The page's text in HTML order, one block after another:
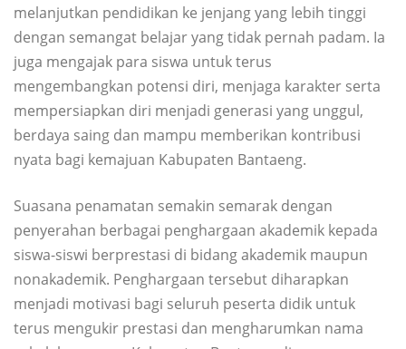
melanjutkan pendidikan ke jenjang yang lebih tinggi
dengan semangat belajar yang tidak pernah padam. Ia
juga mengajak para siswa untuk terus
mengembangkan potensi diri, menjaga karakter serta
mempersiapkan diri menjadi generasi yang unggul,
berdaya saing dan mampu memberikan kontribusi
nyata bagi kemajuan Kabupaten Bantaeng.
Suasana penamatan semakin semarak dengan
penyerahan berbagai penghargaan akademik kepada
siswa-siswi berprestasi di bidang akademik maupun
nonakademik. Penghargaan tersebut diharapkan
menjadi motivasi bagi seluruh peserta didik untuk
terus mengukir prestasi dan mengharumkan nama